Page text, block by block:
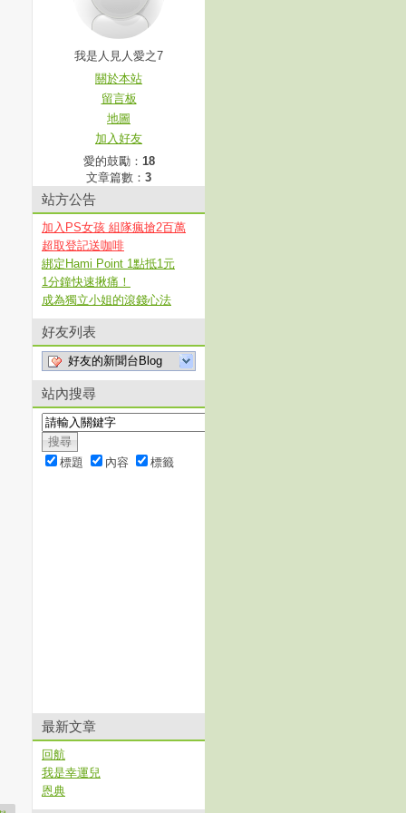
我是人見人愛之7
關於本站
留言板
地圖
加入好友
愛的鼓勵： 18
文章篇數： 3
站方公告
加入PS女孩 組隊瘋搶2百萬
超取登記送咖啡
綁定Hami Point 1點抵1元
1分鐘快速揪痛！
成為獨立小姐的滾錢心法
好友列表
好友的新聞台Blog
站內搜尋
標題 內容 標籤
最新文章
回航
我是幸運兒
恩典